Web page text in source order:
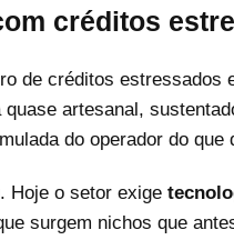
créditos
de créditos estressados
quase artesanal,
do operador do
Hoje o setor exige
surgem nichos que